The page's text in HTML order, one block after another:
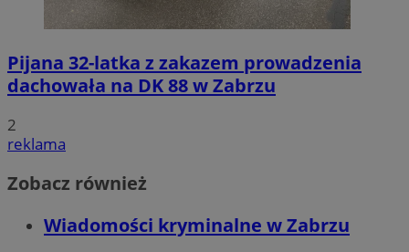
Pijana 32-latka z zakazem prowadzenia
dachowała na DK 88 w Zabrzu
2
reklama
Zobacz również
Wiadomości kryminalne w Zabrzu